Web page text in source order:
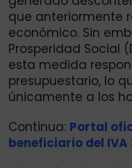
que anteriormente
económico. Sin
Prosperidad Social
esta medida
presupuestario, lo
únicamente a los
Continua: Portal
beneficiario del IVA